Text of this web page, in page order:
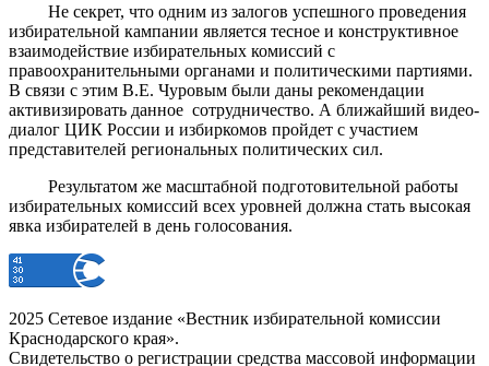
Не секрет, что одним из залогов успешного проведения
избирательной кампании является тесное и конструктивное
взаимодействие избирательных комиссий с
правоохранительными органами и политическими партиями.
В связи с этим В.Е. Чуровым были даны рекомендации
активизировать данное сотрудничество. А ближайший видео-
диалог ЦИК России и избиркомов пройдет с участием
представителей региональных политических сил.
Результатом же масштабной подготовительной работы
избирательных комиссий всех уровней должна стать высокая
явка избирателей в день голосования.
2025 Сетевое издание «Вестник избирательной комиссии
Краснодарского края».
Свидетельство о регистрации средства массовой информации